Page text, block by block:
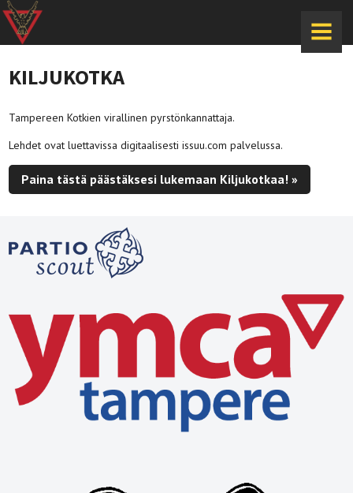
MENU
KILJUKOTKA
Tampereen Kotkien virallinen pyrstönkannattaja.
Lehdet ovat luettavissa digitaalisesti issuu.com palvelussa.
Paina tästä päästäksesi lukemaan Kiljukotkaa! »